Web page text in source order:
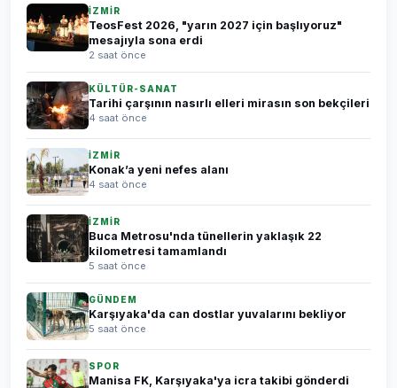
İZMİR
TeosFest 2026, "yarın 2027 için başlıyoruz"
mesajıyla sona erdi
2 saat önce
KÜLTÜR-SANAT
Tarihi çarşının nasırlı elleri mirasın son bekçileri
4 saat önce
İZMİR
Konak’a yeni nefes alanı
4 saat önce
İZMİR
Buca Metrosu'nda tünellerin yaklaşık 22
kilometresi tamamlandı
5 saat önce
GÜNDEM
Karşıyaka'da can dostlar yuvalarını bekliyor
5 saat önce
SPOR
Manisa FK, Karşıyaka'ya icra takibi gönderdi